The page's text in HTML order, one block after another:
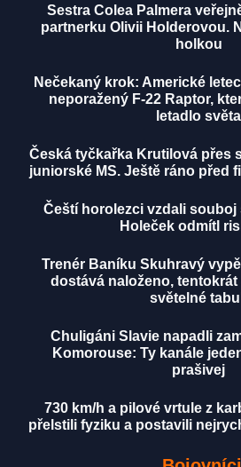
Sestra Colea Palmera
partnerku Olivii Holderovou.
holkou
Nečekaný krok: Americké
neporažený F-22 Raptor,
letadlo světa
Česká tyčkařka Krutilová přes
juniorské MS. Ještě ráno před
Čeští horolezci vzdali souboj
Holeček odmítl
Trenér Baníku Skuhravý
dostává naloženo,
světelné
Chuligáni Slavie napadli
Komorouse: Ty kanále
prašivej
730 km/h a pilové vrtule z
přelstili fyziku a postavili